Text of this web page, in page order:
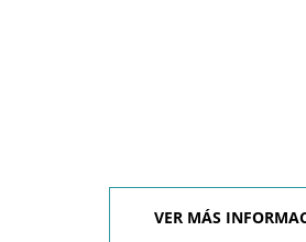
VER MÁS